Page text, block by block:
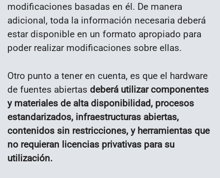
modificaciones basadas en él. De manera
adicional, toda la información necesaria deberá
estar disponible en un formato apropiado para
poder realizar modificaciones sobre ellas.
Otro punto a tener en cuenta, es que el hardware
de fuentes abiertas deberá utilizar componentes
y materiales de alta disponibilidad, procesos
estandarizados, infraestructuras abiertas,
contenidos sin restricciones, y herramientas que
no requieran licencias privativas para su
utilización.